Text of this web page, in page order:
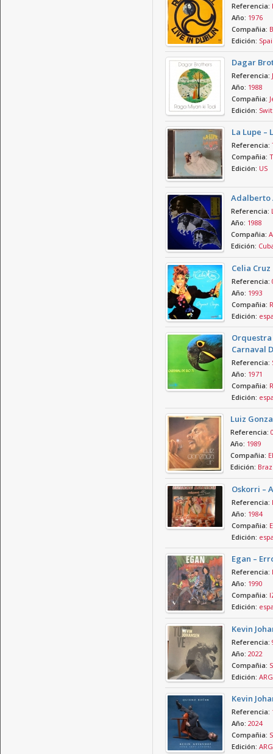
Referencia:
Año: 1976
Compañia:
Edición:
Dagar
Referencia:
Año: 1988
Compañia:
Edición:
La Lupe –
Referencia:
Compañia:
Edición: US
Adalberto
Referencia:
Año: 1988
Compañia:
Edición:
Celia
Referencia:
Año: 1993
Compañia:
Edición:
Orquestra
Carnaval
Referencia:
Año: 1971
Compañia:
Edición:
Luiz
Referencia:
Año: 1989
Compañia:
Edición:
Oskorri –
Referencia:
Año: 1984
Compañia:
Edición:
Egan –
Referencia:
Año: 1990
Compañia:
Edición:
Kevin
Referencia:
Año: 2022
Compañia:
Edición:
Kevin
Referencia:
Año: 2024
Compañia:
Edición: